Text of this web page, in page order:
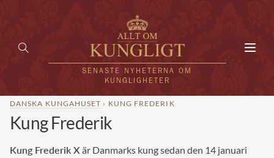
SENASTE NYHETERNA OM
KUNGLIGHETER
KUNGAFAMILJEN
DANSKA KUNGAHUSET › KUNG FREDERIK
Kung Frederik
Kung Frederik X är Danmarks kung sedan den 14 januari